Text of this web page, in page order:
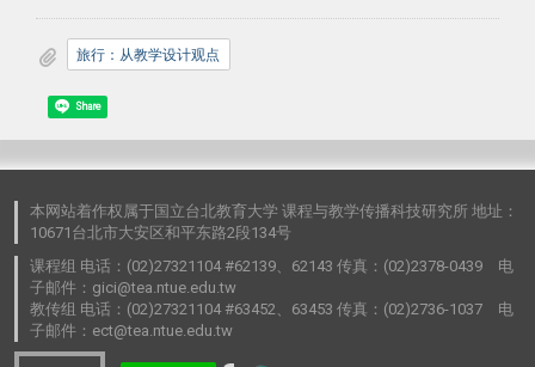
旅行：从教学设计观点
Share
本网站着作权属于国立台北教育大学 课程与教学传播科技研究所 地址：
10671台北市大安区和平东路2段134号
课程组 电话：(02)27321104 #62139、62143 传真：(02)2378-0439 电
子邮件：gici@tea.ntue.edu.tw
教传组 电话：(02)27321104 #63452、63453 传真：(02)2736-1037 电
子邮件：ect@tea.ntue.edu.tw